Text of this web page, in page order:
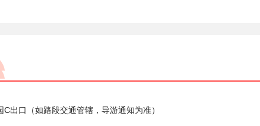
出口（如路段交通管辖，导游通知为准）